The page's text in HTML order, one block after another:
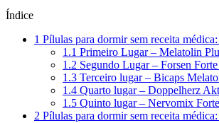
Índice
1 Pílulas para dormir sem receita
1.1 Primeiro Lugar – Melatolin
1.2 Segundo Lugar – Forsen
1.3 Terceiro lugar – Bicaps
1.4 Quarto lugar – Doppelherz
1.5 Quinto lugar – Nervomix Forte
2 Pílulas para dormir sem receita